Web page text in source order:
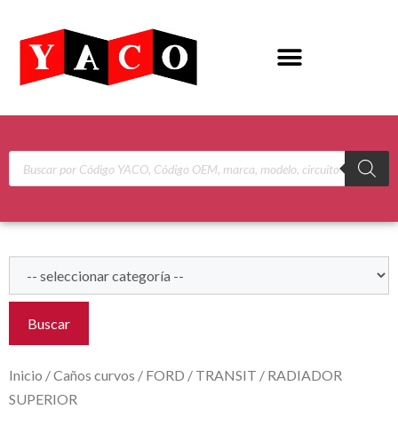
Buscar
Inicio /Caños curvos / FORD / TRANSIT / RADIADOR
SUPERIOR